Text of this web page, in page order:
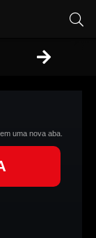
uma nova aba.